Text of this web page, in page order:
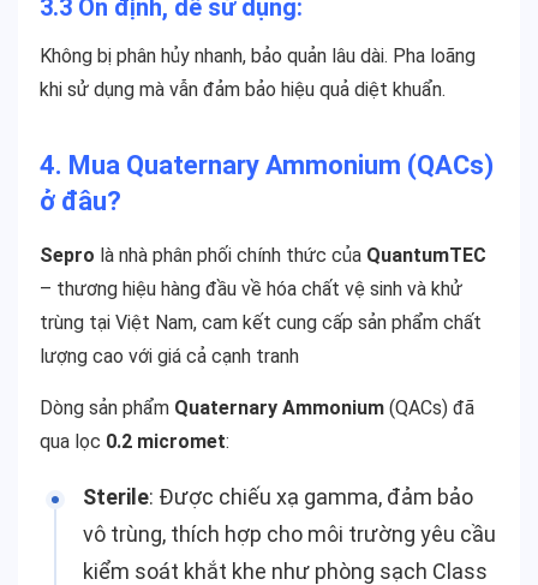
3.3 Ổn định, dễ sử dụng:
Không bị phân hủy nhanh, bảo quản lâu dài. Pha loãng
khi sử dụng mà vẫn đảm bảo hiệu quả diệt khuẩn.
4. Mua Quaternary Ammonium (QACs)
ở đâu?
Sepro là nhà phân phối chính thức của QuantumTEC
– thương hiệu hàng đầu về hóa chất vệ sinh và khử
trùng tại Việt Nam, cam kết cung cấp sản phẩm chất
lượng cao với giá cả cạnh tranh
Dòng sản phẩm Quaternary Ammonium (QACs) đã
qua lọc 0.2 micromet:
Sterile: Được chiếu xạ gamma, đảm bảo
vô trùng, thích hợp cho môi trường yêu cầu
kiểm soát khắt khe như phòng sạch Class